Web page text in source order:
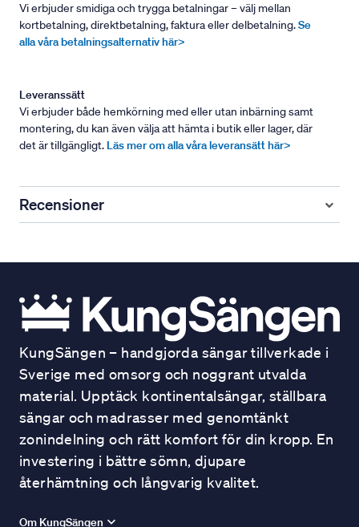
Vi erbjuder smidiga och trygga betalningar – välj mellan
kortbetalning, direktbetalning, faktura eller delbetalning.Se
alla våra betalningsalternativ här>
Leveranssätt
Vi erbjuder både hemkörning med eller utan inbärning samt
montering, du kan även välja att hämta i butik eller lager, där
det är tillgängligt. Läs mer om alla våra leveransätt här>
Recensioner
KungSängen – handgjorda sängar tillverkade i
Sverige med omsorg och noggrant utvalda
material. Upptäck kontinentalsängar, ställbara
sängar och madrasser med genomtänkt
zonindelning och rätt komfort för din kropp. En
investering i bättre sömn, djupare
återhämtning och långvarig kvalitet.
Om KungSängen